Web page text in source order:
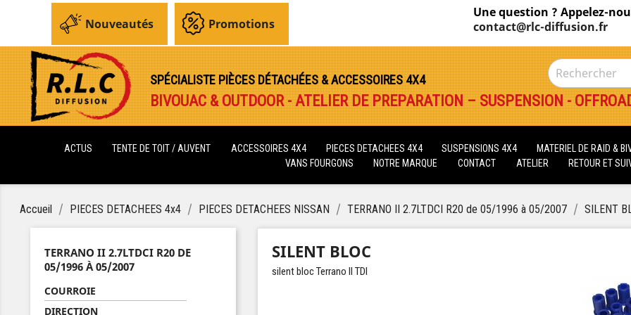
Nouveautés Promotions
Une question ? Appelez-
contact@rlc-diffusion.fr
SPÉCIALISTE PIÈCES DÉTACHÉES & ACCESSOIRES 4X4
BIVOUAC & OUTDOOR - ATELIER DE PREPARATION – SUSPENSION -
ACTUS TENTE DE TOIT / AUVENT ACCESSOIRES 4X4 PIECES DETACHEES 4X4 SUSPENSIONS 4X4 MATERIEL DE RAID &
VANS FOURGONS
NOTRE MARQUE CONTACT ATELIER RETOUR ET
Accueil PIECES DETACHEES 4x4 PIECES DETACHEES NISSAN TERRANO II 2.7LTDCI R20 de 05/1996 à 05/2007 SILENT
TERRANO II 2.7LTDCI R20 DE
05/1996 À 05/2007
COURROIE
DIRECTION
SILENT BLOC
silent bloc Terrano II TDI